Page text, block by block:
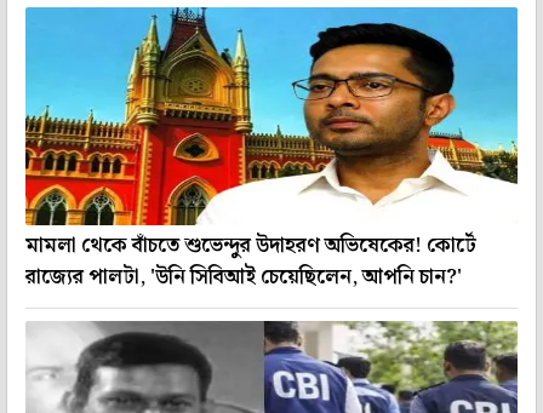
মামলা থেকে বাঁচতে শুভেন্দুর উদাহরণ অভিষেকের! কোর্টে
রাজ্যের পালটা, 'উনি সিবিআই চেয়েছিলেন, আপনি চান?'